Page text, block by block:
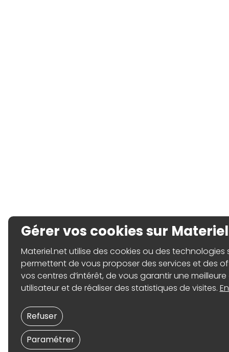
Gérer vos cookies sur
Materiel.net utilise des cookies ou des technologies
permettent de vous proposer des services et des
vos centres d’intérêt, de vous garantir une
utilisateur et de réaliser des statistiques de visites.
Paramétrer
Refuser